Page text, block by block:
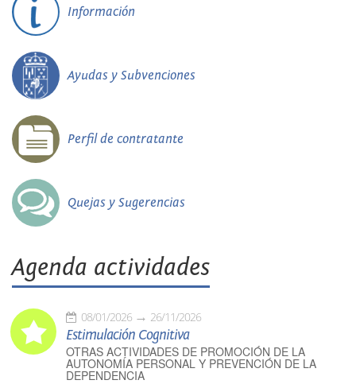
Información
Ayudas y Subvenciones
Perfil de contratante
Quejas y Sugerencias
Agenda actividades
08/01/2026 26/11/2026
Estimulación Cognitiva
OTRAS ACTIVIDADES DE PROMOCIÓN DE LA
AUTONOMÍA PERSONAL Y PREVENCIÓN DE LA
DEPENDENCIA